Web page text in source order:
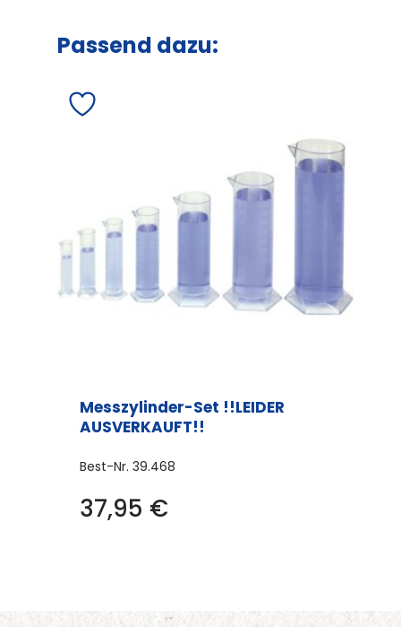
Passend dazu:
Messzylinder-Set !!LEIDER
AUSVERKAUFT!!
Best-Nr. 39.468
37,95 €